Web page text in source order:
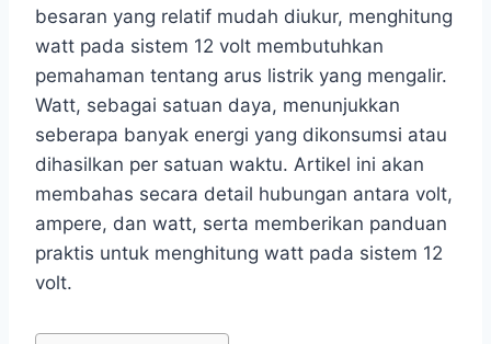
besaran yang relatif mudah diukur, menghitung
watt pada sistem 12 volt membutuhkan
pemahaman tentang arus listrik yang mengalir.
Watt, sebagai satuan daya, menunjukkan
seberapa banyak energi yang dikonsumsi atau
dihasilkan per satuan waktu. Artikel ini akan
membahas secara detail hubungan antara volt,
ampere, dan watt, serta memberikan panduan
praktis untuk menghitung watt pada sistem 12
volt.